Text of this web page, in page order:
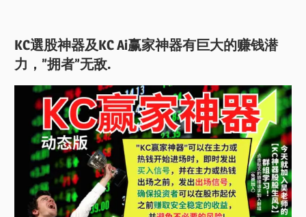
KC選股神器及KC Ai赢家神器有巨大的赚钱潜
力，”拥者”无敌.